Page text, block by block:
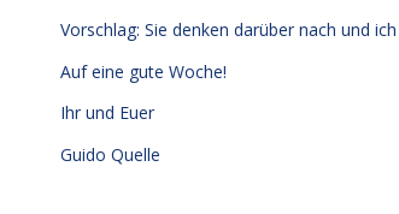
Vorschlag: Sie denken darüber nach und
Auf eine gute Woche!
Ihr und Euer
Guido Quelle